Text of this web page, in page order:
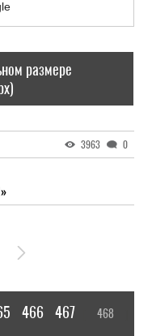
размере
3963 0
466 467 468